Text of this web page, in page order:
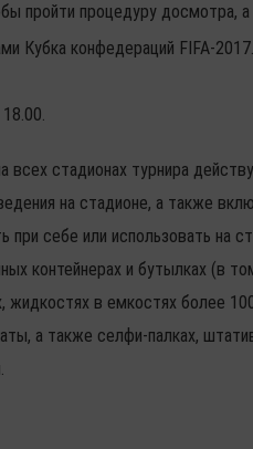
пройти процедуру досмотра,
Кубка конфедераций FIFA-2017.
всех стадионах турнира
на стадионе, а также
при себе или использовать на
контейнерах и бутылках (в
жидкостях в емкостях более
а также селфи-палках,